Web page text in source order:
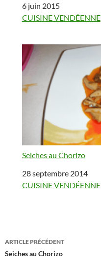
Date
6 juin 2015
Par rapport à
CUISINE VENDÉENNE
Seiches au Chorizo
Date
28 septembre 2014
Par rapport à
CUISINE VENDÉENNE
Navigation
des
ARTICLE PRÉCÉDENT
Seiches au Chorizo